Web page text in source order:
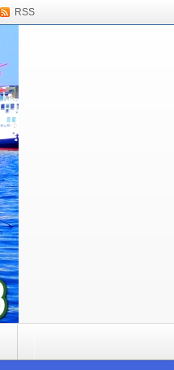
RSS